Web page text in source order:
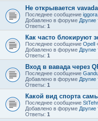
Не открывается vavada
Последнее сообщение
Добавлено в форуме
Ответы: 1
Как часто блокируют
Последнее сообщение Opell
Добавлено в форуме
Ответы: 1
Вход в вавада через
Последнее сообщение
Добавлено в форуме
Ответы: 1
Какой вид спорта
Последнее сообщение
Добавлено в форуме
Ответы: 1